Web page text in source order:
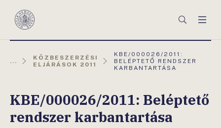
Magyar
Keresés
...
KÖZBESZERZÉSI
ELJÁRÁSOK 2011
AKTUÁLIS
OLDAL:
KBE/000026/2011:
BELÉPTETŐ RENDSZER
KARBANTARTÁSA
KBE/000026/2011: Beléptető
rendszer karbantartása